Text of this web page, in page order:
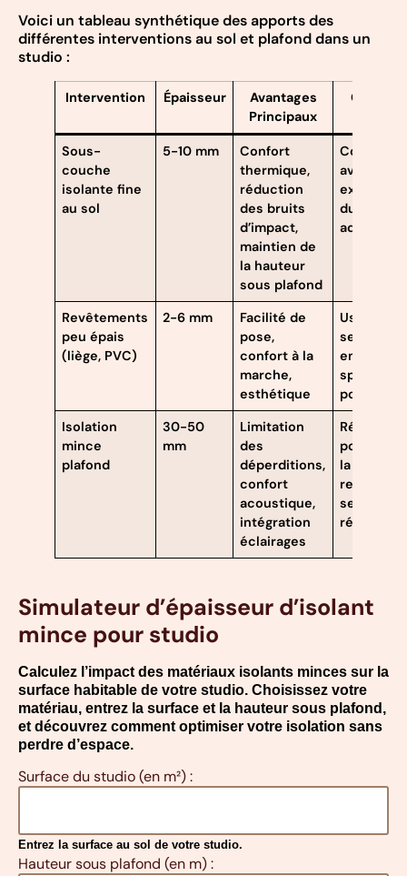
Voici un tableau synthétique des apports des
différentes interventions au sol et plafond dans un
studio :
Intervention Épaisseur
Avantages
Principaux
Sous-
couche
isolante fine
au sol
5-10 mm
Confort
thermique,
réduction
des bruits
d’impact,
maintien de
la hauteur
sous plafond
avec
existant,
du
adapté
Revêtements
peu épais
(liège, PVC)
2-6 mm
Facilité de
pose,
confort à la
marche,
esthétique
Usure
selon
entretien
possible
Isolation
mince
plafond
30-50
mm
Limitation
des
déperditions,
confort
acoustique,
intégration
éclairages
Réduction
la hauteur,
respect
seuils
Simulateur d’épaisseur d’isolant
mince pour studio
Calculez l’impact des matériaux isolants minces sur la
surface habitable de votre studio. Choisissez votre
matériau, entrez la surface et la hauteur sous plafond,
et découvrez comment optimiser votre isolation sans
perdre d’espace.
Surface du studio (en m²) :
Entrez la surface au sol de votre studio.
Hauteur sous plafond (en m) :